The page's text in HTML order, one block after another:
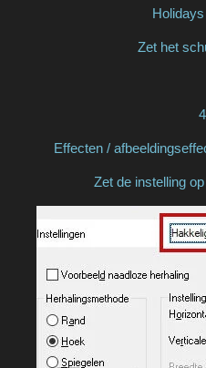
Zet het
Effecten /
Zet de instelling